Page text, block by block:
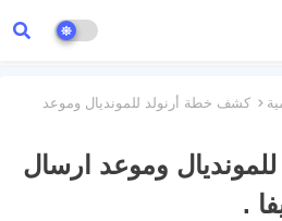
كشف خطة أرنولد للمونديال وموعد
وموعد ارسال
.